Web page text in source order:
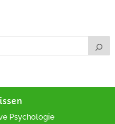
Psychologie